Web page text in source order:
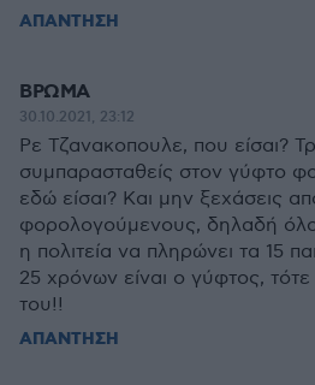
ΑΠΑΝΤΗΣΗ
ΒΡΩΜΑ
30.10.2021, 23:12
Ρε Τζανακοπουλε, που είσαι?
συμπαρασταθείς στον γύφτο
εδώ είσαι? Και μην ξεχάσεις
φορολογούμενους, δηλαδή
η πολιτεία να πληρώνει τα 15
25 χρόνων είναι ο γύφτος, τότε
του!!
ΑΠΑΝΤΗΣΗ